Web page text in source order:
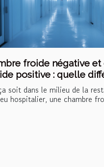
froide négative et
positive : quelle
soit dans le milieu de la
hospitalier, une chambre